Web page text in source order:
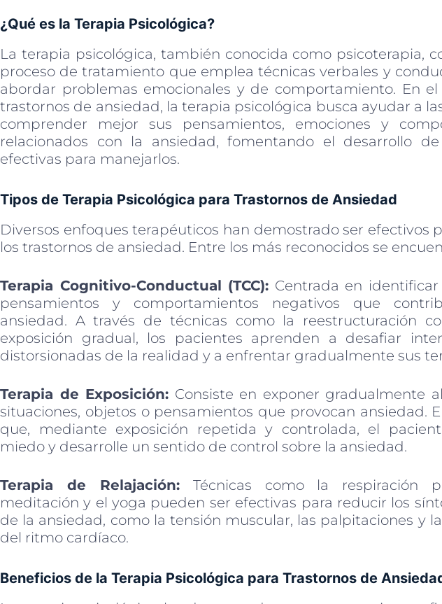
¿Qué es la Terapia Psicológica?
La terapia psicológica, también conocida como psicoterapia,
proceso de tratamiento que emplea técnicas verbales y
abordar problemas emocionales y de comportamiento. En el
trastornos de ansiedad, la terapia psicológica busca ayudar a
comprender mejor sus pensamientos, emociones y
relacionados con la ansiedad, fomentando el desarrollo de
efectivas para manejarlos.
Tipos de Terapia Psicológica para Trastornos de Ansiedad
Diversos enfoques terapéuticos han demostrado ser efectivos
los trastornos de ansiedad. Entre los más reconocidos se
Terapia Cognitivo-Conductual (TCC): Centrada en
pensamientos y comportamientos negativos que
ansiedad. A través de técnicas como la reestructuración
exposición gradual, los pacientes aprenden a desafiar
distorsionadas de la realidad y a enfrentar gradualmente sus
Terapia de Exposición: Consiste en exponer gradualmente
situaciones, objetos o pensamientos que provocan ansiedad.
que, mediante exposición repetida y controlada, el
miedo y desarrolle un sentido de control sobre la ansiedad.
Terapia de Relajación:Técnicas como la respiración
meditación y el yoga pueden ser efectivas para reducir los
de la ansiedad, como la tensión muscular, las palpitaciones y
del ritmo cardíaco.
Beneficios de la Terapia Psicológica para Trastornos de